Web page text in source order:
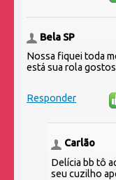
Bela SP
Nossa fiquei toda
está sua rola
Responder
Carlão
Delícia bb tô
seu cuzilho